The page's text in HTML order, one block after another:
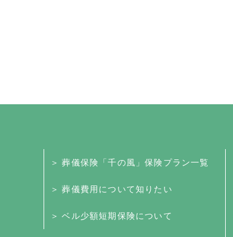
＞ 葬儀保険「千の風」保険プラン一覧
＞ 葬儀費用について知りたい
＞ ベル少額短期保険について